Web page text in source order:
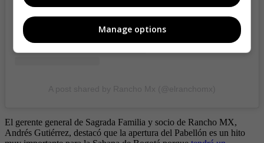
El gerente general de Sagrada Familia y socio de Rancho MX,
Andrés Gutiérrez, destacó que la apertura del Pabellón es un hito
Manage options